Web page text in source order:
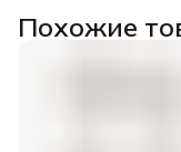
Похожие